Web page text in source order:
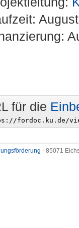
für die
- 85071